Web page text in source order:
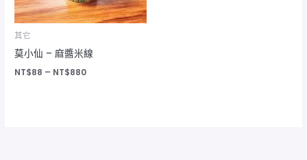
其它
莫小仙 – 麻醬米線
NT$88 – NT$880